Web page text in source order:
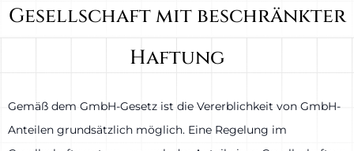
Gesellschaft mit beschränkter
Haftung
Gemäß dem GmbH-Gesetz ist die Vererblichkeit von GmbH-
Anteilen grundsätzlich möglich. Eine Regelung im